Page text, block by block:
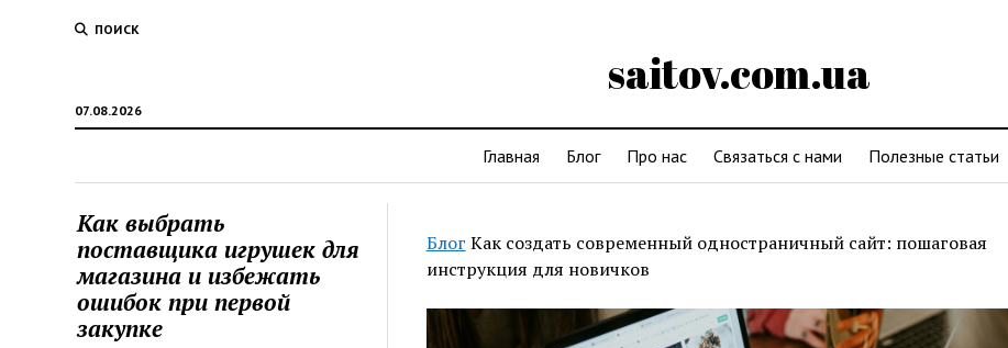
ПОИСК
saitov.com.ua
07.08.2026
Главная Блог Про нас Связаться с нами Полезные статьи
Как выбрать
поставщика игрушек для
магазина и избежать
ошибок при первой
закупке
Блог Как создать современный одностраничный сайт: пошаговая
инструкция для новичков